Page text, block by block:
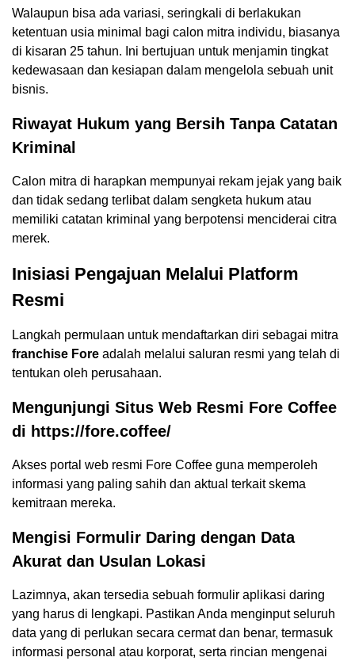
Walaupun bisa ada variasi, seringkali di berlakukan
ketentuan usia minimal bagi calon mitra individu, biasanya
di kisaran 25 tahun. Ini bertujuan untuk menjamin tingkat
kedewasaan dan kesiapan dalam mengelola sebuah unit
bisnis.
Riwayat Hukum yang Bersih Tanpa Catatan
Kriminal
Calon mitra di harapkan mempunyai rekam jejak yang baik
dan tidak sedang terlibat dalam sengketa hukum atau
memiliki catatan kriminal yang berpotensi menciderai citra
merek.
Inisiasi Pengajuan Melalui Platform
Resmi
Langkah permulaan untuk mendaftarkan diri sebagai mitra
franchise Fore adalah melalui saluran resmi yang telah di
tentukan oleh perusahaan.
Mengunjungi Situs Web Resmi Fore Coffee
di https://fore.coffee/
Akses portal web resmi Fore Coffee guna memperoleh
informasi yang paling sahih dan aktual terkait skema
kemitraan mereka.
Mengisi Formulir Daring dengan Data
Akurat dan Usulan Lokasi
Lazimnya, akan tersedia sebuah formulir aplikasi daring
yang harus di lengkapi. Pastikan Anda menginput seluruh
data yang di perlukan secara cermat dan benar, termasuk
informasi personal atau korporat, serta rincian mengenai